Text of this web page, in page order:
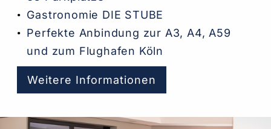
Gastronomie DIE STUBE
Perfekte Anbindung zur A3, A4, A59
und zum Flughafen Köln
Weitere Informationen